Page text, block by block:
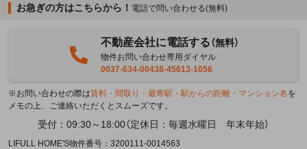
お急ぎの方はこちらから！ 電話で問い合わせる(無料)
不動産会社に電話する（無料）
物件お問い合わせ専用ダイヤル
0037-634-00438-45613-1056
※お問い合わせの際は賃料・間取り・最寄駅・駅からの距離・マンション名 を
メモの上、ご連絡いただくとスムーズです。
受付：09:30～18:00（定休日：毎週水曜日 年末年始）
LIFULL HOME'S物件番号：3200111-0014563